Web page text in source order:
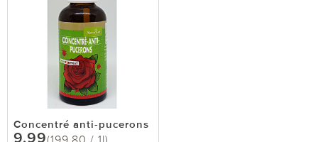
Concentré anti-pucerons
9,99